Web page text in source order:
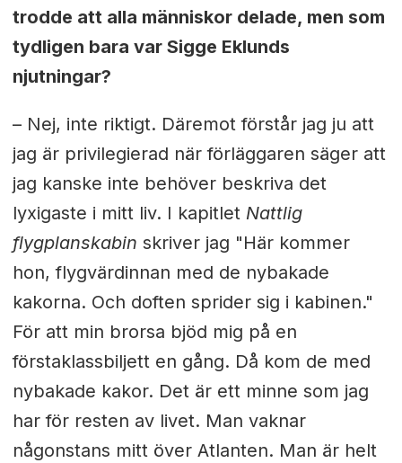
trodde att alla människor delade, men som
tydligen bara var Sigge Eklunds
njutningar?
– Nej, inte riktigt. Däremot förstår jag ju att
jag är privilegierad när förläggaren säger att
jag kanske inte behöver beskriva det
lyxigaste i mitt liv. I kapitlet Nattlig
flygplanskabin skriver jag "Här kommer
hon, flygvärdinnan med de nybakade
kakorna. Och doften sprider sig i kabinen."
För att min brorsa bjöd mig på en
förstaklassbiljett en gång. Då kom de med
nybakade kakor. Det är ett minne som jag
har för resten av livet. Man vaknar
någonstans mitt över Atlanten. Man är helt